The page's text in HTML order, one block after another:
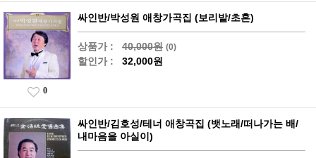
싸인반/박성원 애창가곡집 (보리밭/초혼)
상품가 : 40,000원 (0)
할인가 : 32,000원
0
싸인반/김호성/테너 애창곡집 (뱃노래/떠나가는 배/
내마음을 아실이)